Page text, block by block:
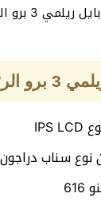
سناب دراجون 710